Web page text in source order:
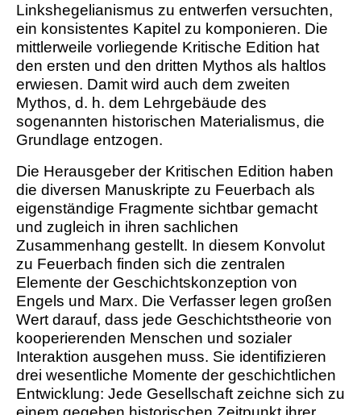
Linkshegelianismus zu entwerfen versuchten,
ein konsistentes Kapitel zu komponieren. Die
mittlerweile vorliegende Kritische Edition hat
den ersten und den dritten Mythos als haltlos
erwiesen. Damit wird auch dem zweiten
Mythos, d. h. dem Lehrgebäude des
sogenannten historischen Materialismus, die
Grundlage entzogen.
Die Herausgeber der Kritischen Edition haben
die diversen Manuskripte zu Feuerbach als
eigenständige Fragmente sichtbar gemacht
und zugleich in ihren sachlichen
Zusammenhang gestellt. In diesem Konvolut
zu Feuerbach finden sich die zentralen
Elemente der Geschichtskonzeption von
Engels und Marx. Die Verfasser legen großen
Wert darauf, dass jede Geschichtstheorie von
kooperierenden Menschen und sozialer
Interaktion ausgehen muss. Sie identifizieren
drei wesentliche Momente der geschichtlichen
Entwicklung: Jede Gesellschaft zeichne sich zu